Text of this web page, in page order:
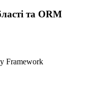
та ORM
Framework